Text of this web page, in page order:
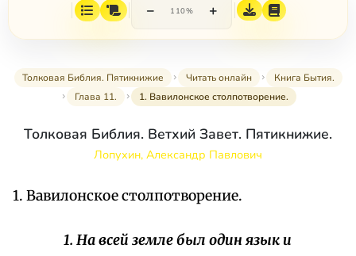
− 110% +
Толковая Библия. Пятикнижие Читать онлайн
Книга Бытия.
Глава 11.
1. Вавилонское столпотворение.
Толковая Библия. Ветхий Завет. Пятикнижие.
Лопухин, Александр Павлович
1. Вавилонское столпотворение.
1. На всей земле был один язык и